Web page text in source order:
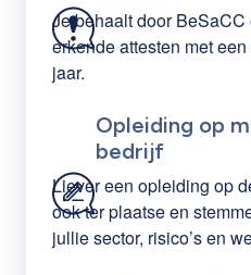
Je behaalt door
erkende attesten met
jaar.
Opleiding op
bedrijf
Liever een opleiding op
ook ter plaatse en
jullie sector, risico’s en